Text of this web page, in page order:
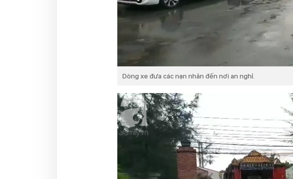
Dòng xe đưa các nạn nhân đến nơi an nghỉ.